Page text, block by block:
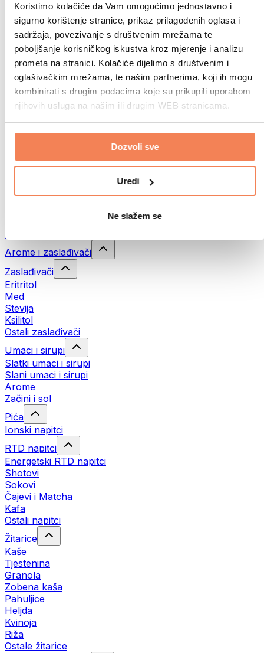
Koristimo kolačiće da Vam omogućimo jednostavno i
sigurno korištenje stranice, prikaz prilagođenih oglasa i
sadržaja, povezivanje s društvenim mrežama te
poboljšanje korisničkog iskustva kroz mjerenje i analizu
prometa na stranici. Kolačiće dijelimo s društvenim i
oglašivačkim mrežama, te našim partnerima, koji ih mogu
kombinirati s drugim podacima koje su prikupili uporabom
njihovih usluga na našim ili drugim WEB stranicama.
Dozvoli sve
Uredi
Ne slažem se
Ostalo
Maslac od oraha
100% namazi iz orašastih plodova
Slatki namazi od orašastih plodova
Proteinski namazi od orašastih plodova
Superfood
Zelena superhrana
Vlakna
Ostala superhrana
Grickalice
Suho meso
Proteinski čips
Ostali snackovi
Arome i zaslađivači
Zaslađivači
Eritritol
Med
Stevija
Ksilitol
Ostali zaslađivači
Umaci i sirupi
Slatki umaci i sirupi
Slani umaci i sirupi
Arome
Začini i sol
Pića
Ionski napitci
RTD napitci
Energetski RTD napitci
Shotovi
Sokovi
Čajevi i Matcha
Kafa
Ostali napitci
Žitarice
Kaše
Tjestenina
Granola
Zobena kaša
Pahuljice
Heljda
Kvinoja
Riža
Ostale žitarice